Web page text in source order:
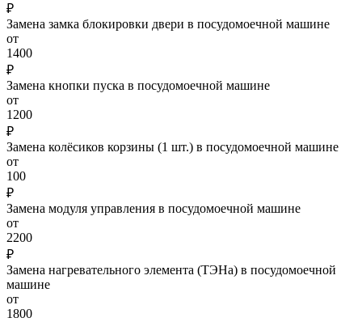
₽
Замена замка блокировки двери в посудомоечной машине
от
1400
₽
Замена кнопки пуска в посудомоечной машине
от
1200
₽
Замена колёсиков корзины (1 шт.) в посудомоечной машине
от
100
₽
Замена модуля управления в посудомоечной машине
от
2200
₽
Замена нагревательного элемента (ТЭНа) в посудомоечной
машине
от
1800